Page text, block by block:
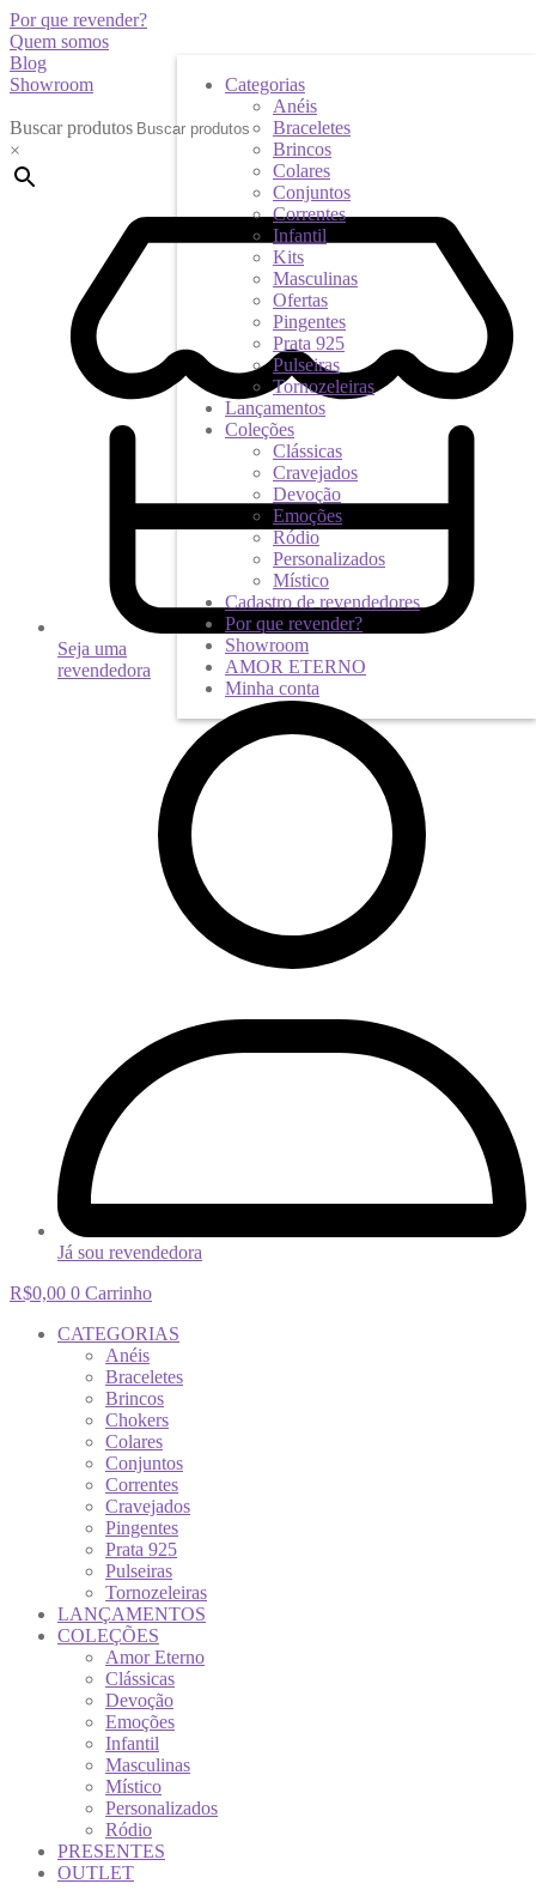
Por que revender?
Quem somos
Blog
Showroom
Buscar produtos
×
Seja uma
revendedora
Já sou revendedora
R$0,00 0 Carrinho
CATEGORIAS
Anéis
Braceletes
Brincos
Chokers
Colares
Conjuntos
Correntes
Cravejados
Pingentes
Prata 925
Pulseiras
Tornozeleiras
LANÇAMENTOS
COLEÇÕES
Amor Eterno
Clássicas
Devoção
Emoções
Infantil
Masculinas
Místico
Personalizados
Ródio
PRESENTES
OUTLET
Categorias
Anéis
Braceletes
Brincos
Colares
Conjuntos
Correntes
Infantil
Kits
Masculinas
Ofertas
Pingentes
Prata 925
Pulseiras
Tornozeleiras
Lançamentos
Coleções
Clássicas
Cravejados
Devoção
Emoções
Ródio
Personalizados
Místico
Cadastro de revendedores
Por que revender?
Showroom
AMOR ETERNO
Minha conta